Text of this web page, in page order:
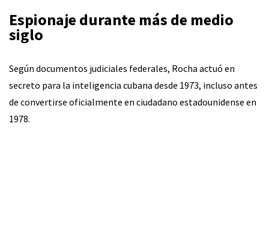
Espionaje durante más de medio
siglo
Según documentos judiciales federales, Rocha actuó en
secreto para la inteligencia cubana desde 1973, incluso antes
de convertirse oficialmente en ciudadano estadounidense en
1978.